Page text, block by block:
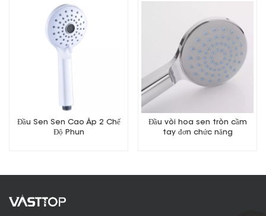
Đầu Sen Sen Cao Áp 2 Chế
Độ Phun
Đầu vòi hoa sen tròn cầm
tay đơn chức năng